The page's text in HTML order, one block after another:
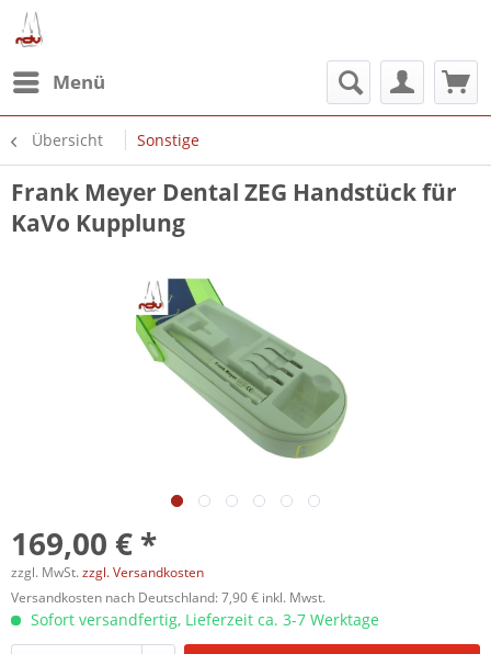
Menü
Übersicht Sonstige
Frank Meyer Dental ZEG Handstück für
KaVo Kupplung
169,00 € *
zzgl. MwSt. zzgl. Versandkosten
Versandkosten nach Deutschland: 7,90 € inkl. Mwst.
Sofort versandfertig, Lieferzeit ca. 3-7 Werktage